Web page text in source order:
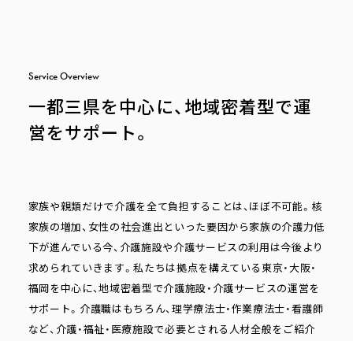
ServiceOverview
一都三県を中心に、地域密着型で運
営をサポート。
家族や親類だけで介護を全て負担することは、ほぼ不可能。核
家族の増加、女性の社会進出といった要因から家族の介護力低
下が進んでいる今、介護施設や介護サービスの利用は今後より
求められていきます。私たちは拠点を構えている東京・大阪・
福岡を中心に、地域密着型で介護施設・介護サービスの運営を
サポート。介護職はもちろん、理学療法士・作業療法士・看護師
など、介護・福祉・医療施設で必要とされる人材全般をご紹介